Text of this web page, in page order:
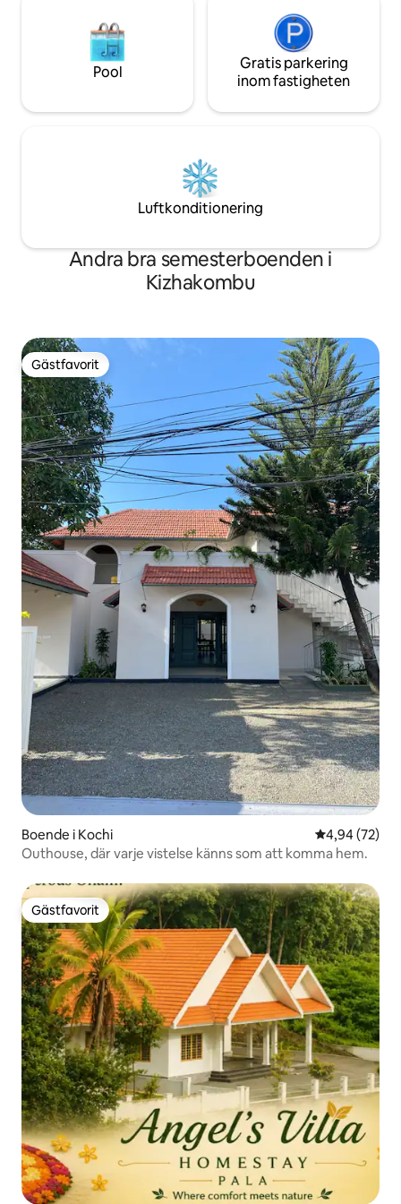
Pool
Gratis parkering
inom fastigheten
Luftkonditionering
Andra bra semesterboenden i
Kizhakombu
Gästfavorit
Gästfavorit
Boende i Kochi 4,94 av 5 i
4,94 (72)
Outhouse, där varje vistelse känns som att komma hem.
Gästfavorit
Gästfavorit